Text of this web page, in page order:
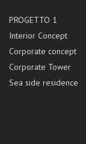
PROGETTO 1
Interior Concept
Corporate concept
Corporate Tower
Sea side residence